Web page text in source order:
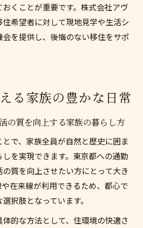
くことが重要です。株式会社アヴ
希望者に対して現地見学や生活シ
を提供し、後悔のない移住をサポ
る家族の豊かな日常
の質を向上する家族の暮らし方
で、家族全員が自然と歴史に囲ま
を実現できます。東京都への通勤
質を向上させたい方にとって大き
在来線が利用できるため、都心で
択肢となっています。
的な方法として、住環境の快適さ